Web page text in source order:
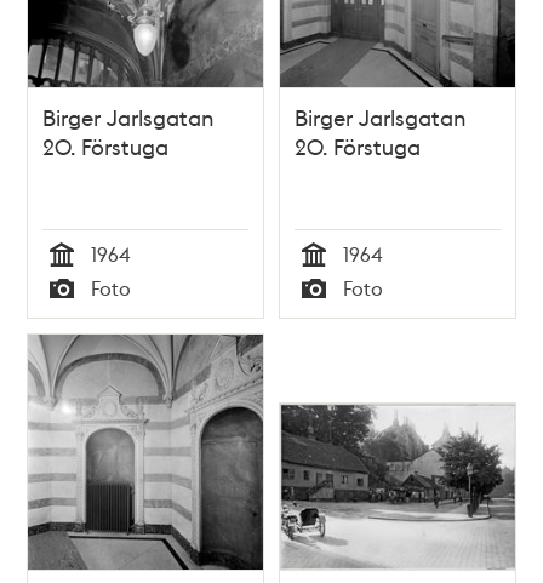
Birger Jarlsgatan
20. Förstuga
Tid
1964
Typ
Foto
Birger Jarlsgatan
20. Förstuga
Tid
1964
Typ
Foto